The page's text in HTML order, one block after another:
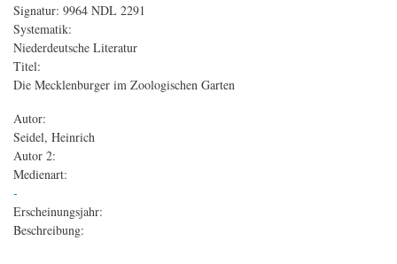
Signatur: 9964 NDL 2291
Systematik:
Niederdeutsche Literatur
Titel:
Die Mecklenburger im Zoologischen Garten
Autor:
Seidel, Heinrich
Autor 2:
Medienart:
-
Erscheinungsjahr:
Beschreibung: